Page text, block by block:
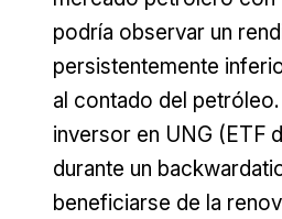
podría observar un
persistentemente
al contado del
inversor en UNG (ETF
durante un
beneficiarse de la